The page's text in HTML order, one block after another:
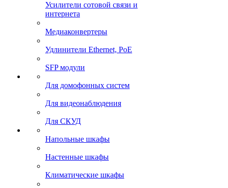
Усилители сотовой связи и
интернета
Медиаконвертеры
Удлинители Ethernet, PoE
SFP модули
Для домофонных систем
Для видеонаблюдения
Для СКУД
Напольные шкафы
Настенные шкафы
Климатические шкафы